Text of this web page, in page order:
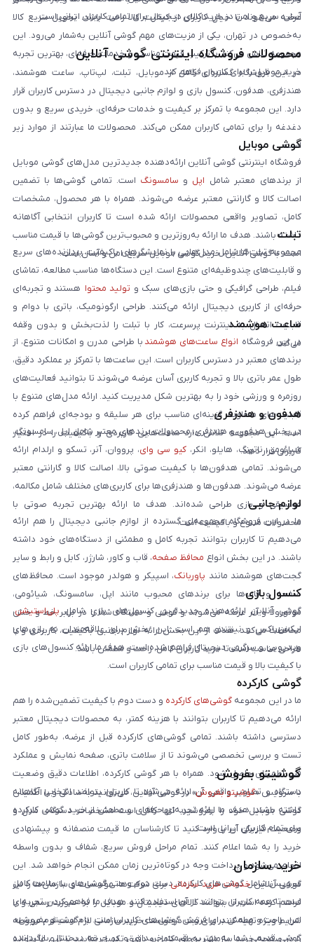
آسان، سریع و امن در خرید کالای دیجیتال برای تمامی کاربران ایرانی است.
عرضه می‌شوند تا خیال کاربران از کیفیت کالا راحت باشد. تحویل سریع کالا
به‌خصوص در تهران، یکی از مزیت‌های مهم گوشی آنلاین به‌شمار می‌رود. این
مجموعه تلاش می‌کند با ترکیب قیمت مناسب و خدمات حرفه‌ای، بهترین تجربه
خرید موبایل را برای کاربران فراهم کند.
محصولات فروشگاه اینترنتی گوشی آنلاین
در این فروشگاه گستره‌ای کامل از موبایل، تبلت، لپ‌تاپ، ساعت هوشمند،
هندزفری، هدفون، کنسول بازی و لوازم جانبی دیجیتال در دسترس کاربران قرار
دارد. این مجموعه با تمرکز بر کیفیت و خدمات حرفه‌ای، خریدی سریع و بدون
دغدغه را برای تمامی کاربران ممکن می‌کند. محصولات ما عبارتند از موارد زیر
است:
گوشی موبایل
فروشگاه اینترنتی گوشی آنلاین ارائه‌دهنده جدیدترین مدل‌های گوشی موبایل
از برندهای معتبر شامل اپل و سامسونگ است. تمامی گوشی‌ها با تضمین
اصالت کالا و گارانتی معتبر عرضه می‌شوند. همراه با هر محصول، مشخصات
کامل، تصاویر واقعی محصولات ارائه شده است تا کاربران انتخابی آگاهانه
داشته باشند. هدف ما ارائه به‌روزترین و محبوب‌ترین گوشی‌ها با قیمت مناسب
است. با گوشی آنلاین، خرید گوشی موبایل سریع، امن و آسان است.
تبلت
مجموعه تبلت‌ها شامل مدل‌هایی با نمایشگرهای باکیفیت، پردازنده‌های سریع
و قابلیت‌های چندوظیفه‌ای متنوع است. این دستگاه‌ها مناسب مطالعه، تماشای
فیلم، طراحی گرافیکی و حتی بازی‌های سبک و تولید محتوا هستند و تجربه‌ای
حرفه‌ای از کاربری دیجیتال ارائه می‌کنند. طراحی ارگونومیک، باتری با دوام و
قابلیت اتصال به اینترنت پرسرعت، کار با تبلت را لذت‌بخش و بدون وقفه
می‌کند.
ساعت هوشمند
در این فروشگاه انواع ساعت‌های هوشمند با طراحی مدرن و امکانات متنوع، از
برندهای معتبر در دسترس کاربران است. این ساعت‌ها با تمرکز بر عملکرد دقیق،
طول عمر باتری بالا و تجربه کاربری آسان عرضه می‌شوند تا بتوانید فعالیت‌های
روزمره و ورزشی خود را به بهترین شکل مدیریت کنید. ارائه مدل‌های متنوع با
قابلیت‌های متفاوت، گزینه‌ای مناسب برای هر سلیقه و بودجه‌ای فراهم کرده
است. این مجموعه تلاش دارد ساعت‌هایی کاربردی و باکیفیت را در اختیار
کاربران قرار دهد.
هدفون و هندزفری
در بخش هدفون و هندزفری، محصولات برندهای معتبر شامل اپل، سامسونگ،
شیائومی، ناتینگ، هایلو، انکر، کیو سی وای، پرووان، آنر، تسکو و ارلدام ارائه
می‌شوند. تمامی هدفون‌ها با کیفیت صوتی بالا، اصالت کالا و گارانتی معتبر
عرضه می‌شوند. هدفون‌ها و هندزفری‌ها برای کاربری‌های مختلف شامل مکالمه،
موسیقی و بازی طراحی شده‌اند. هدف ما ارائه بهترین تجربه صوتی با
محصولات متنوع و باکیفیت است.
لوازم جانبی
ما در این فروشگاه مجموعه‌ای گسترده از لوازم جانبی دیجیتال را هم ارائه
می‌دهیم تا کاربران بتوانند تجربه کامل و مطمئنی از دستگاه‌های خود داشته
باشند. در این بخش انواع محافظ صفحه، قاب و کاور، شارژر، کابل و رابط و سایر
گجت‌های هوشمند مانند پاوربانک، اسپیکر و هولدر موجود است. محافظ‌های
صفحه و قاب‌ها برای برندهای محبوب مانند اپل، سامسونگ، شیائومی،
موتورولا و آنر عرضه می‌شوند و گوشی و دستگاه شما را در برابر خط و خش
محافظت می‌کنند. هدف از این بخش ارائه لوازم جانبی باکیفیت، کاربردی و با
طراحی مناسب است تا خرید کاربران کامل، راحت و مطمئن باشد.
کنسول بازی
گوشی آنلاین ارائه‌دهنده جدیدترین کنسول‌های بازی شامل پلی‌استیشن،
ایکس‌باکس و نینتندو هم است. این بخش برای علاقه‌مندان به بازی‌های
ویدیویی و سرگرمی دیجیتال فراهم شده است. هدف ما ارائه کنسول‌های بازی
با کیفیت بالا و قیمت مناسب برای تمامی کاربران است.
گوشی کارکرده
ما در این مجموعه گوشی‌های کارکرده و دست دوم با کیفیت تضمین‌شده را هم
ارائه می‌دهیم تا کاربران بتوانند با هزینه کمتر، به محصولات دیجیتال معتبر
دسترسی داشته باشند. تمامی گوشی‌های کارکرده قبل از عرضه، به‌طور کامل
تست و بررسی تخصصی می‌شوند تا از سلامت باتری، صفحه نمایش و عملکرد
فنی اطمینان حاصل شود. همراه با هر گوشی کارکرده، اطلاعات دقیق وضعیت
دستگاه و تصاویر واقعی آن ارائه می‌شود تا کاربران بتوانند انتخابی آگاهانه
داشته باشند. هدف ما ارائه تجربه‌ای حرفه‌ای و مطمئن از خرید گوشی کارکرده
برای تمام کاربران ایرانی است.
گوشیتو بفروش
با سرویس «گوشیتو بفروش» در گوشی آنلاین، می‌توانید به‌سادگی و با اطمینان
گوشی موبایل خود را بفروشید. تنها کافی است مشخصات دستگاه، مدل و
وضعیت فیزیکی آن را وارد کنید تا کارشناسان ما قیمت منصفانه و پیشنهادی
خرید را به شما اعلام کنند. تمام مراحل فروش سریع، شفاف و بدون واسطه
انجام می‌شود و پرداخت وجه در کوتاه‌ترین زمان ممکن انجام خواهد شد. این
سرویس شامل گوشی‌های کارکرده، دست دوم و حتی گوشی‌های با سلامت کامل
است تا همه کاربران بتوانند از آن استفاده کنند. هدف ما فراهم کردن تجربه‌ای
امن، راحت و مطمئن برای فروش گوشی‌های کاربران است. با «گوشیتو بفروش»،
گوشی قدیمی شما به بهترین قیمت خریداری و در چرخه دیجیتال بازگردانده
خرید سازمان
گوشی آنلاینخدمات خرید سازمانیبرای شرکت‌ها، مؤسسات و سازمان‌ها را نیز
فراهم کرده است تا بتوانند کالاهای دیجیتال و موبایل را به صورت رسمی و با
شرایط ویژه تهیه کنند. برای ثبت درخواست خرید سازمانی لازم است فرم مربوطه
را در صفحه خرید سازمانی به‌طور کامل و دقیق تکمیل نمایید تا تیم ما بتواند